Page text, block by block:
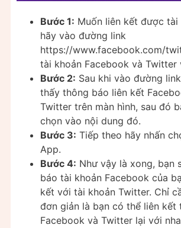
Bước 1: Muốn liên kết được
hãy vào đường link
https://www.facebook.com/
tài khoản Facebook và Twitter
Bước 2: Sau khi vào đường
thấy thông báo liên kết
Twitter trên màn hình, sau đó
chọn vào nội dung đó.
Bước 3: Tiếp theo hãy nhấn
App.
Bước 4: Như vậy là xong, bạn
báo tài khoản Facebook của
kết với tài khoản Twitter. Chỉ
đơn giản là bạn có thể liên kết
Facebook và Twitter lại với